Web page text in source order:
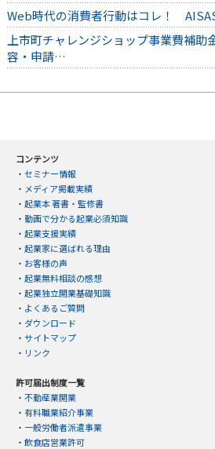
Web時代の消費者行動はコレ！
上市町チャレンジショップ事業費補助
容・申請…
コンテンツ
・ セミナー情報
・ メディア掲載実績
・ 起業本 著書・監修書
・ 動画で分かる起業必須知識
・ 起業支援実績
・ 起業家に選ばれる理由
・ お客様の声
・ 起業無料相談の感想
・ 起業独立開業基礎知識
・ よくあるご質問
・ ダウンロード
・ サイトマップ
・ リンク
許可届出制度一覧
・ 不動産業開業
・ 有料職業紹介事業
・ 一般労働者派遣事業
・ 飲食店営業許可